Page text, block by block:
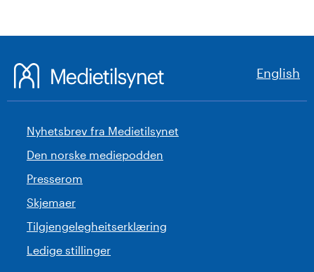
English
Nyhetsbrev fra Medietilsynet
Den norske mediepodden
Presserom
Skjemaer
Tilgjengelegheitserklæring
Ledige stillinger